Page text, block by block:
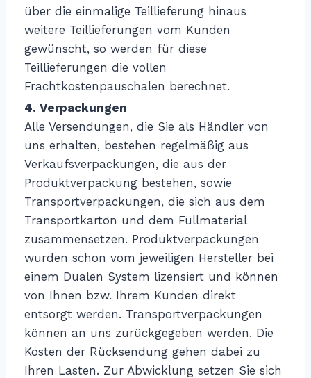
über die einmalige Teillieferung hinaus
weitere Teillieferungen vom Kunden
gewünscht, so werden für diese
Teillieferungen die vollen
Frachtkostenpauschalen berechnet.
4. Verpackungen
Alle Versendungen, die Sie als Händler von
uns erhalten, bestehen regelmäßig aus
Verkaufsverpackungen, die aus der
Produktverpackung bestehen, sowie
Transportverpackungen, die sich aus dem
Transportkarton und dem Füllmaterial
zusammensetzen. Produktverpackungen
wurden schon vom jeweiligen Hersteller bei
einem Dualen System lizensiert und können
von Ihnen bzw. Ihrem Kunden direkt
entsorgt werden. Transportverpackungen
können an uns zurückgegeben werden. Die
Kosten der Rücksendung gehen dabei zu
Ihren Lasten. Zur Abwicklung setzen Sie sich